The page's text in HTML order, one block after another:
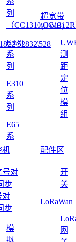
列
（
E330
系
列
E310
系
列
E65
系
超宽带
(UWB)
测
距
定
位
模
组
机 配件区
对
步
模
拟
开
关
LoRaWan
网